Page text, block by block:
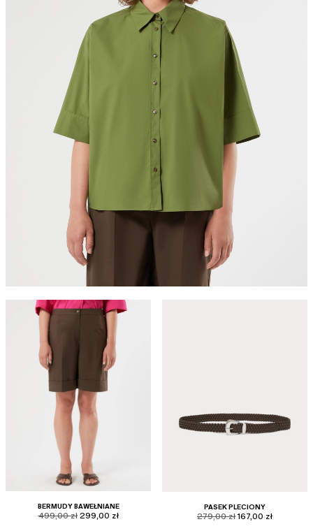
BERMUDY BAWEŁNIANE
product.price.original
499,00 zł product.price.sale
299,00 zł
PASEK PLECIONY
product.price.original
279,00 złproduct.price.sale
167,00 zł